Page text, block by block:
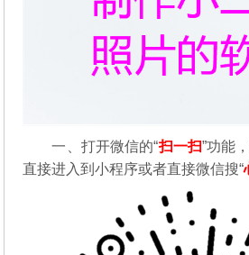
一、打开微信的“扫一扫”功能
直接进入到小程序或者直接微信搜“